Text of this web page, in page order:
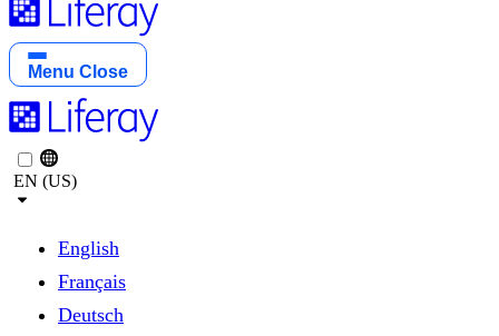
Menu Close
EN (US)
English
Français
Deutsch